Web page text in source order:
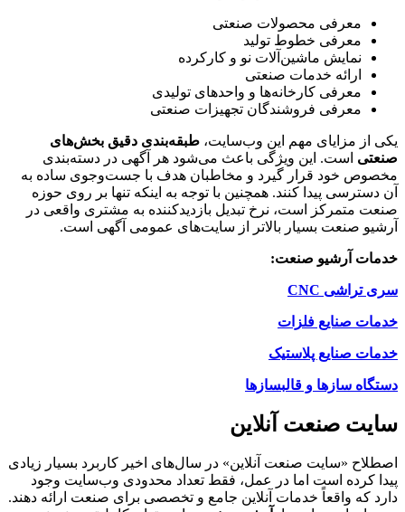
معرفی محصولات صنعتی
معرفی خطوط تولید
نمایش ماشین‌آلات نو و کارکرده
ارائه خدمات صنعتی
معرفی کارخانه‌ها و واحدهای تولیدی
معرفی فروشندگان تجهیزات صنعتی
یکی از مزایای مهم این وب‌سایت، طبقه‌بندی دقیق بخش‌های
صنعتی است. این ویژگی باعث می‌شود هر آگهی در دسته‌بندی
مخصوص خود قرار گیرد و مخاطبان هدف با جست‌وجوی ساده به
آن دسترسی پیدا کنند. همچنین با توجه به اینکه تنها بر روی حوزه
صنعت متمرکز است، نرخ تبدیل بازدیدکننده به مشتری واقعی در
آرشیو صنعت بسیار بالاتر از سایت‌های عمومی آگهی است.
خدمات آرشیو صنعت:
سری تراشی CNC
خدمات صنایع فلزات
خدمات صنایع پلاستیک
دستگاه سازها و قالبسازها
سایت صنعت آنلاین
اصطلاح «سایت صنعت آنلاین» در سال‌های اخیر کاربرد بسیار زیادی
پیدا کرده است اما در عمل، فقط تعداد محدودی وب‌سایت وجود
دارد که واقعاً خدمات آنلاین جامع و تخصصی برای صنعت ارائه دهند.